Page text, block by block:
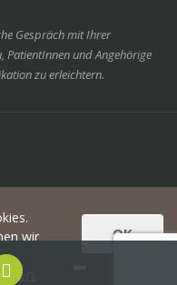
Gespräch mit Ihrer
und Angehörige
zu erleichtern.
wir
OK